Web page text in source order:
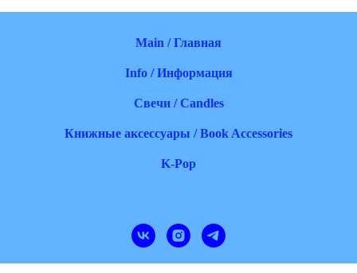
Main / Главная
Info / Информация
Свечи / Candles
Книжные аксессуары / Book Accessories
K-Pop